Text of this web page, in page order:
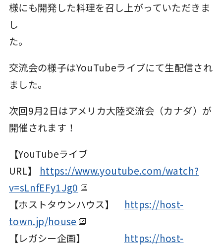
様にも開発した料理を召し上がっていただきま
し
た
交流会の様子はYouTubeライブにて生配信され
ました。
次回9月2日はアメリカ大陸交流会（カナダ）が
開催されます！
【YouTubeライブ
URL】 https://www.youtube.com/watch?
v=sLnfEFy1Jg0
【ホストタウンハウス】 https://host-
town.jp/house
【レガシー企画】 https://host-